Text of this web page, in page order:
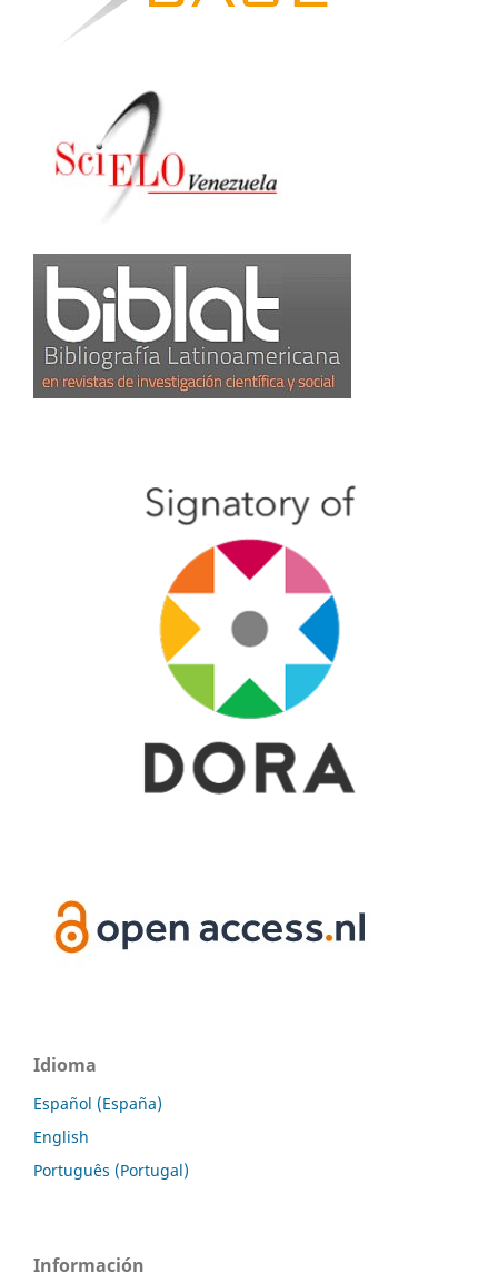
Idioma
Español (España)
English
Português (Portugal)
Información